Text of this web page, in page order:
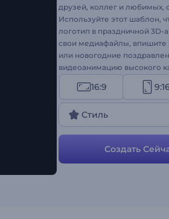
друзей, коллег и любимых,
Используйте этот шаблон,
логотип в праздничной 3D-
свои медиафайлы, впишите
или новогодние
видеоанимацию высокого
несколько кликов.
праздничных интро,
приглашений на
другого. Попробуйте прямо
16:9 9:16
Стиль
Создать